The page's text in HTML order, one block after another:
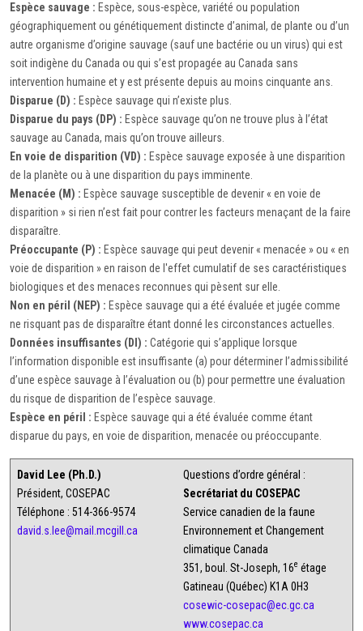
Espèce sauvage : Espèce, sous-espèce, variété ou population
géographiquement ou génétiquement distincte d’animal, de plante ou d’un
autre organisme d’origine sauvage (sauf une bactérie ou un virus) qui est
soit indigène du Canada ou qui s’est propagée au Canada sans
intervention humaine et y est présente depuis au moins cinquante ans.
Disparue (D) : Espèce sauvage qui n’existe plus.
Disparue du pays (DP) : Espèce sauvage qu’on ne trouve plus à l’état
sauvage au Canada, mais qu’on trouve ailleurs.
En voie de disparition (VD) : Espèce sauvage exposée à une disparition
de la planète ou à une disparition du pays imminente.
Menacée (M) : Espèce sauvage susceptible de devenir « en voie de
disparition » si rien n’est fait pour contrer les facteurs menaçant de la faire
disparaître.
Préoccupante (P) : Espèce sauvage qui peut devenir « menacée » ou « en
voie de disparition » en raison de l'effet cumulatif de ses caractéristiques
biologiques et des menaces reconnues qui pèsent sur elle.
Non en péril (NEP) : Espèce sauvage qui a été évaluée et jugée comme
ne risquant pas de disparaître étant donné les circonstances actuelles.
Données insuffisantes (DI) : Catégorie qui s’applique lorsque
l’information disponible est insuffisante (a) pour déterminer l’admissibilité
d’une espèce sauvage à l’évaluation ou (b) pour permettre une évaluation
du risque de disparition de l’espèce sauvage.
Espèce en péril : Espèce sauvage qui a été évaluée comme étant
disparue du pays, en voie de disparition, menacée ou préoccupante.
David Lee (Ph.D.)
Président, COSEPAC
Téléphone : 514-366-9574
david.s.lee@mail.mcgill.ca
Questions d’ordre général :
Secrétariat du COSEPAC
Service canadien de la faune
Environnement et Changement
climatique Canada
351, boul. St-Joseph, 16e étage
Gatineau (Québec) K1A 0H3
cosewic-cosepac@ec.gc.ca
www.cosepac.ca